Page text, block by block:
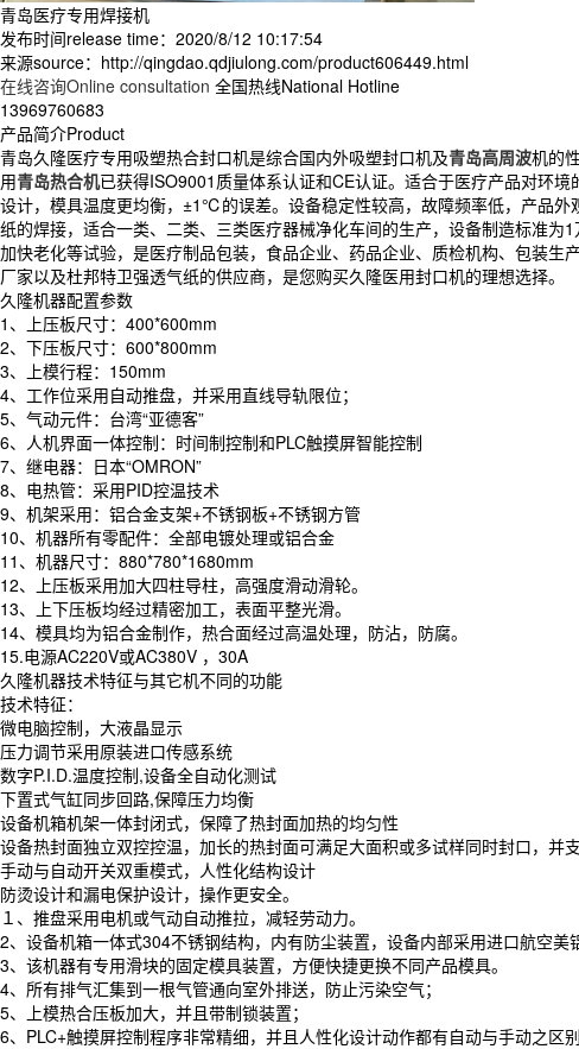
青岛医疗专用焊接机
发布时间release time：2020/8/12 10:17:54
来源source：http://qingdao.qdjiulong.com/product606449.html
在线咨询Online consultation 全国热线National Hotline
13969760683
产品简介Product
青岛久隆医疗专用吸塑热合封口机是综合国内外吸塑封口机及青岛高周波机的
用青岛热合机已获得ISO9001质量体系认证和CE认证。适合于医疗产品对环
设计，模具温度更均衡，±1℃的误差。设备稳定性较高，故障频率低，产品外
纸的焊接，适合一类、二类、三类医疗器械净化车间的生产，设备制造标准
加快老化等试验，是医疗制品包装，食品企业、药品企业、质检机构、包装
厂家以及杜邦特卫强透气纸的供应商，是您购买久隆医用封口机的理想选择。
久隆机器配置参数
1、上压板尺寸：400*600mm
2、下压板尺寸：600*800mm
3、上模行程：150mm
4、工作位采用自动推盘，并采用直线导轨限位；
5、气动元件：台湾“亚德客”
6、人机界面一体控制：时间制控制和PLC触摸屏智能控制
7、继电器：日本“OMRON”
8、电热管：采用PID控温技术
9、机架采用：铝合金支架+不锈钢板+不锈钢方管
10、机器所有零配件：全部电镀处理或铝合金
11、机器尺寸：880*780*1680mm
12、上压板采用加大四柱导柱，高强度滑动滑轮。
13、上下压板均经过精密加工，表面平整光滑。
14、模具均为铝合金制作，热合面经过高温处理，防沾，防腐。
15.电源AC220V或AC380V ，30A
久隆机器技术特征与其它机不同的功能
技术特征：
微电脑控制，大液晶显示
压力调节采用原装进口传感系统
数字P.I.D.温度控制,设备全自动化测试
下置式气缸同步回路,保障压力均衡
设备机箱机架一体封闭式，保障了热封面加热的均匀性
设备热封面独立双控控温，加长的热封面可满足大面积或多试样同时封口，并
手动与自动开关双重模式，人性化结构设计
防烫设计和漏电保护设计，操作更安全。
１、推盘采用电机或气动自动推拉，减轻劳动力。
2、设备机箱一体式304不锈钢结构，内有防尘装置，设备内部采用进口航空美
3、该机器有专用滑块的固定模具装置，方便快捷更换不同产品模具。
4、所有排气汇集到一根气管通向室外排送，防止污染空气；
5、上模热合压板加大，并且带制锁装置；
6、PLC+触摸屏控制程序非常精细，并且人性化设计动作都有自动与手动之区